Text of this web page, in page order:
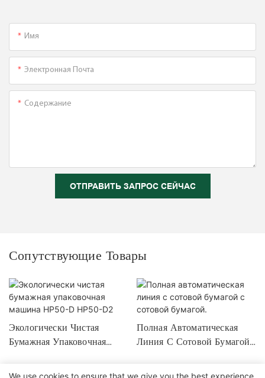
Имя
Электронная Почта
Содержание
ОТПРАВИТЬ ЗАПРОС СЕЙЧАС
Сопутствующие Товары
Экологически Чистая
Бумажная Упаковочная
D2
Полная Автоматическая
Линия С Сотовой Бумагой
We use cookies to ensure that we give you the best experience